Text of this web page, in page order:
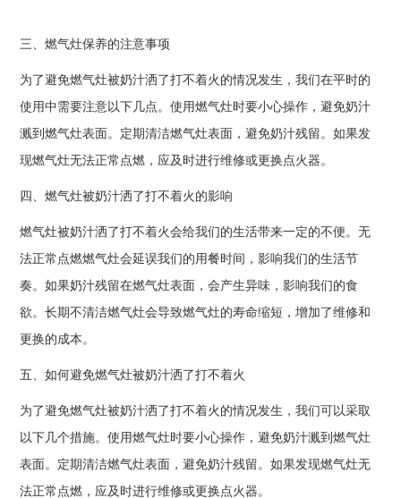
三、燃气灶保养的注意事项
为了避免燃气灶被奶汁洒了打不着火的情况发生，我们在平时的
使用中需要注意以下几点。使用燃气灶时要小心操作，避免奶汁
溅到燃气灶表面。定期清洁燃气灶表面，避免奶汁残留。如果发
现燃气灶无法正常点燃，应及时进行维修或更换点火器。
四、燃气灶被奶汁洒了打不着火的影响
燃气灶被奶汁洒了打不着火会给我们的生活带来一定的不便。无
法正常点燃燃气灶会延误我们的用餐时间，影响我们的生活节
奏。如果奶汁残留在燃气灶表面，会产生异味，影响我们的食
欲。长期不清洁燃气灶会导致燃气灶的寿命缩短，增加了维修和
更换的成本。
五、如何避免燃气灶被奶汁洒了打不着火
为了避免燃气灶被奶汁洒了打不着火的情况发生，我们可以采取
以下几个措施。使用燃气灶时要小心操作，避免奶汁溅到燃气灶
表面。定期清洁燃气灶表面，避免奶汁残留。如果发现燃气灶无
法正常点燃，应及时进行维修或更换点火器。